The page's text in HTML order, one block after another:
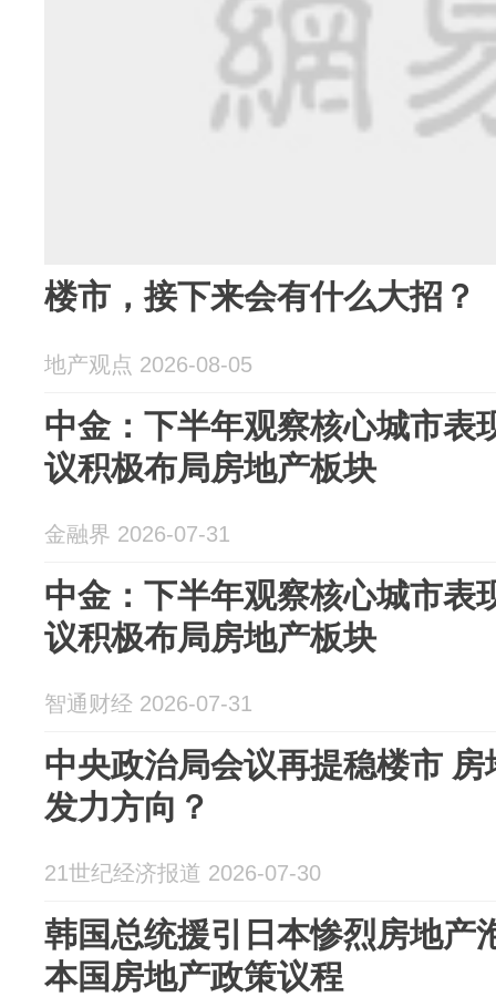
楼市，接下来会有什么大招？
地产观点 2026-08-05
中金：下半年观察核心城市表
议积极布局房地产板块
金融界 2026-07-31
中金：下半年观察核心城市表
议积极布局房地产板块
智通财经 2026-07-31
中央政治局会议再提稳楼市
发力方向？
21世纪经济报道 2026-07-30
韩国总统援引日本惨烈房地产
本国房地产政策议程